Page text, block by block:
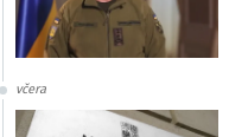
včera